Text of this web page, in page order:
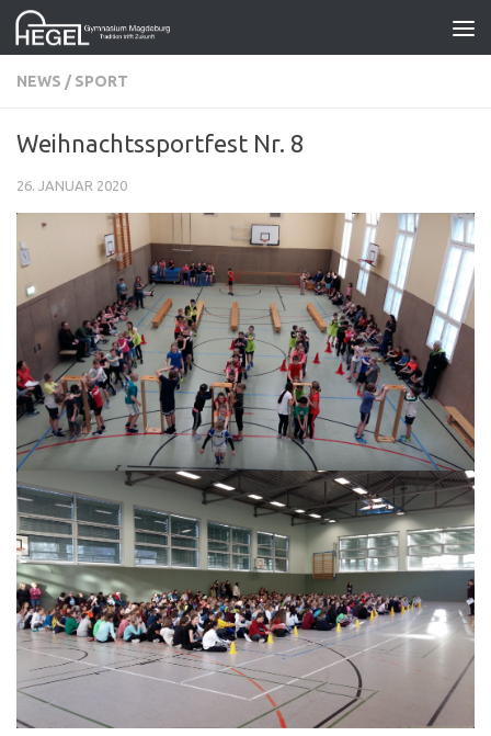
Zum Inhalt springen
NEWS / SPORT
Weihnachtssportfest Nr. 8
26. JANUAR 2020